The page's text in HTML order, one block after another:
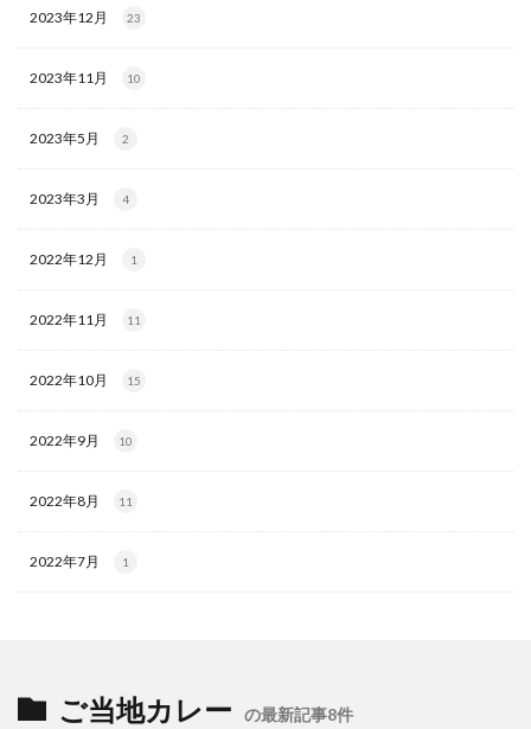
2023年12月 23
2023年11月 10
2023年5月 2
2023年3月 4
2022年12月 1
2022年11月 11
2022年10月 15
2022年9月 10
2022年8月 11
2022年7月 1
ご当地カレー の最新記事8件